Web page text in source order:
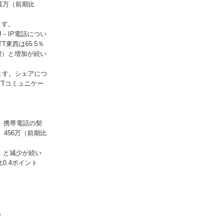
万（前期比
。
IP電話につい
東西は65.5％
と増加が続い
。シェアにつ
コミュニケー
携帯電話の契
456万（前期比
と減少が続い
ポイント